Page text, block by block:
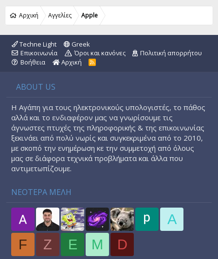
Αρχική Αγγελίες Apple
Techne Light
Greek
Επικοινωνία
Όροι και κανόνες
Πολιτική απορρήτου
Βοήθεια
Αρχική
R
ABOUT US
Η Αγάπη για τους ηλεκτρονικούς υπολογιστές, το πάθος
αλλά και το ενδιαφέρον μας να γνωρίσουμε τις
άγνωστες πτυχές της πληροφορικής & της επικοινωνίας
ξεκινάει από πολύ νωρίς και συγκεκριμένα από το 2010,
με σκοπό την ενημέρωση κε την συμμετοχή από όλους
μας σε διάφορα τεχνικά προβλήματα και άλλα που
αντιμετωπίζουμε.
ΝΕΟΤΕΡΑ ΜΕΛΗ
A
F
Z E M D